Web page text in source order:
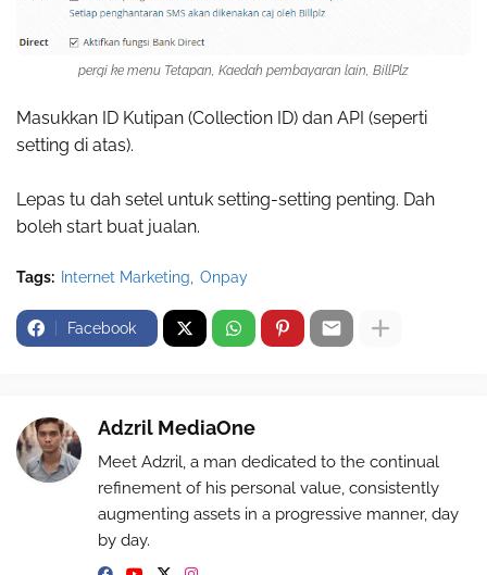
pergi ke menu Tetapan, Kaedah pembayaran lain, BillPlz
Masukkan ID Kutipan (Collection ID) dan API (seperti
setting di atas).
Lepas tu dah setel untuk setting-setting penting. Dah
boleh start buat jualan.
Tags: Internet Marketing Onpay
Facebook
Adzril MediaOne
Meet Adzril, a man dedicated to the continual
refinement of his personal value, consistently
augmenting assets in a progressive manner, day
by day.